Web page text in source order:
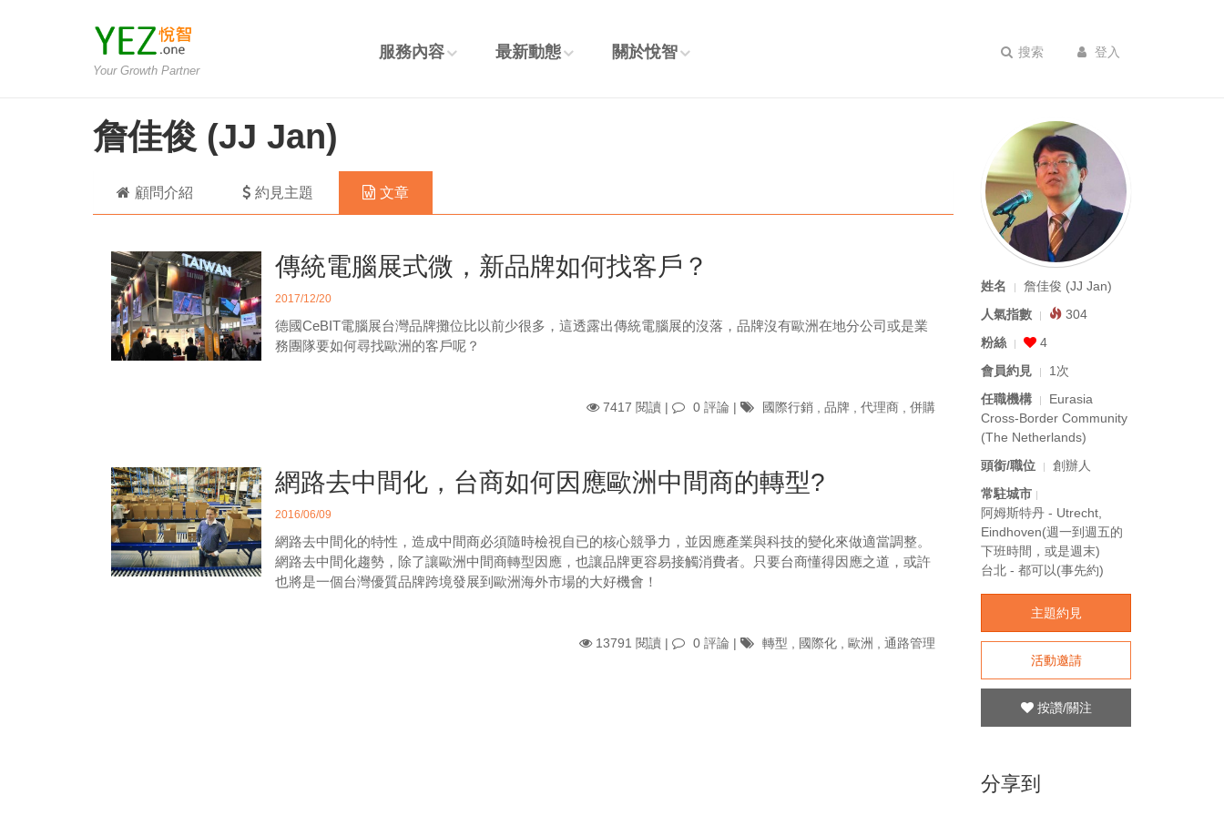
Your Growth Partner
服務內容 最新動態 關於悅智 搜索 登入
詹佳俊 (JJ Jan)
顧問介紹 約見主題 文章
傳統電腦展式微，新品牌如何找客戶？
2017/12/20
德國CeBIT電腦展台灣品牌攤位比以前少很多，這透露出傳統電腦展的沒落，品牌沒有歐洲在地分公司或是業
務團隊要如何尋找歐洲的客戶呢？
7417 閱讀 | 0 評論 | 國際行銷 品牌 代理商 併購
網路去中間化，台商如何因應歐洲中間商的轉型?
2016/06/09
網路去中間化的特性，造成中間商必須隨時檢視自已的核心競爭力，並因應產業與科技的變化來做適當調整。
網路去中間化趨勢，除了讓歐洲中間商轉型因應，也讓品牌更容易接觸消費者。只要台商懂得因應之道，或許
也將是一個台灣優質品牌跨境發展到歐洲海外市場的大好機會！
13791 閱讀 | 0 評論 | 轉型 國際化 歐洲 通路管理
姓名
詹佳俊 (JJ Jan)
人氣指數
304
粉絲
4
會員約見
1次
任職機構
Eurasia
Cross-Border Community
(The Netherlands)
頭銜/職位
創辦人
常駐城市
阿姆斯特丹 - Utrecht,
Eindhoven(週一到週五的
下班時間，或是週末)
台北 - 都可以(事先約)
主題約見
活動邀請
按讚/關注
分享到